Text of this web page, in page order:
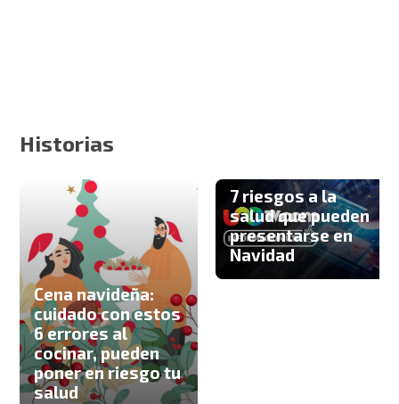
Historias
Cena navideña:
cuidado con estos
6 errores al
cocinar, pueden
poner en riesgo tu
salud
7 riesgos a la
salud que pueden
presentarse en
Navidad